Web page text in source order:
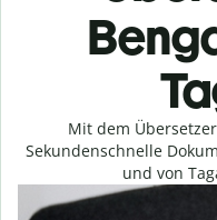
Mit dem
Sekundenschnelle
und von